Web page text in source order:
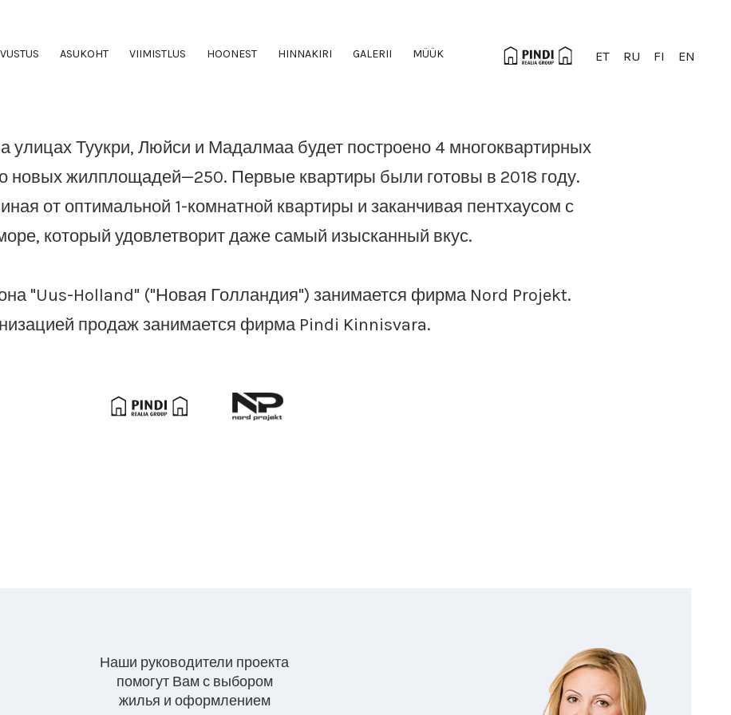
ASUKOHT VIIMISTLUS HOONEST HINNAKIRI GALERII MÜÜK ET RU FI EN
ОБЗОР
улицах Туукри, Люйси и Мадалмаа будет построено 4 многоквартирных
новых жилплощадей—250. Первые квартиры были готовы в 2018 году.
от оптимальной 1-комнатной квартиры и заканчивая пентхаусом с
который удовлетворит даже самый изысканный вкус.
"Uus-Holland" ("Новая Голландия") занимается фирма Nord Projekt.
продаж занимается фирма Pindi Kinnisvara.
Наши руководители проекта
помогут Вам с выбором
жилья и оформлением